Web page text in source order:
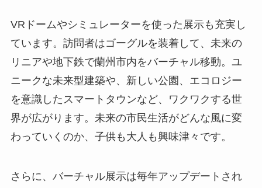
VRドームやシミュレーターを使った展示も充実し
ています。訪問者はゴーグルを装着して、未来の
リニアや地下鉄で蘭州市内をバーチャル移動。ユ
ニークな未来型建築や、新しい公園、エコロジー
を意識したスマートタウンなど、ワクワクする世
界が広がります。未来の市民生活がどんな風に変
わっていくのか、子供も大人も興味津々です。
さらに、バーチャル展示は毎年アップデートされ